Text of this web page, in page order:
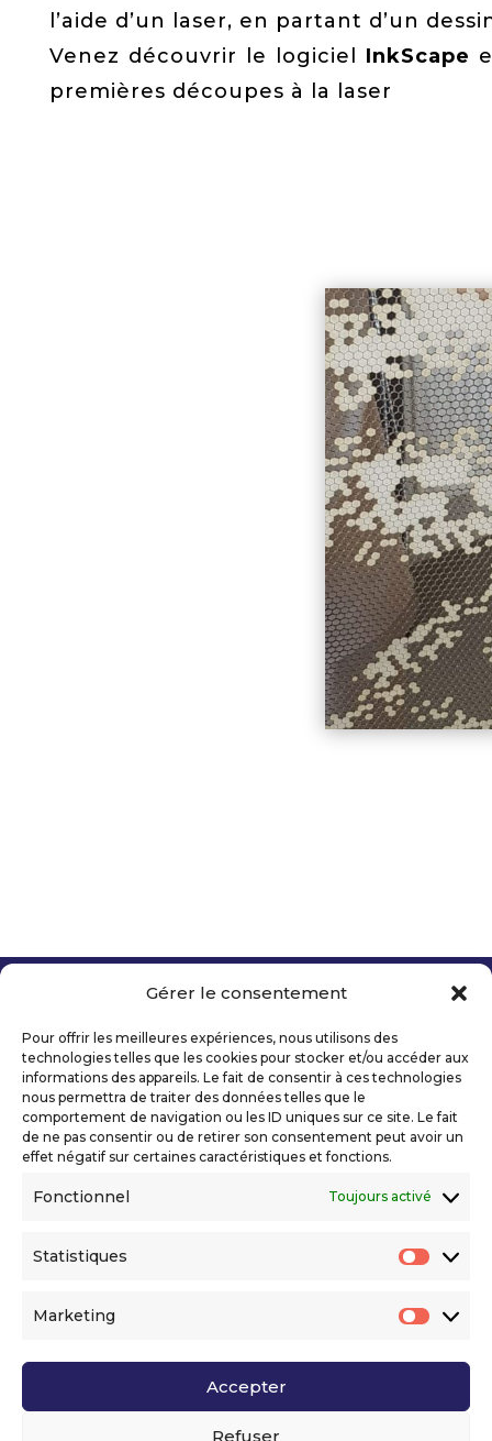
Gérer le consentement
Pour offrir les meilleures expériences, nous utilisons des
technologies telles que les cookies pour stocker et/ou accéder aux
informations des appareils. Le fait de consentir à ces technologies
nous permettra de traiter des données telles que le
comportement de navigation ou les ID uniques sur ce site. Le fait
de ne pas consentir ou de retirer son consentement peut avoir un
effet négatif sur certaines caractéristiques et fonctions.
Fonctionnel Toujours activé
Statistiques
Marketing
Accepter
Refuser
l’aide d’un laser, en partant d’un
Venez découvrir le logiciel InkScape
premières découpes à la laser
Mentions légales
Politique de confidentialité
Déclaration d’accessibilité numérique
Ils nous soutiennent
Voir l’ensemble de nos partenaires